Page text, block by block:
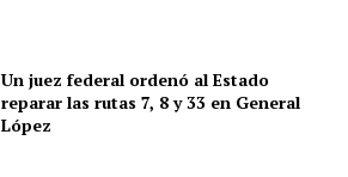
Un juez federal ordenó al Estado
reparar las rutas 7, 8 y 33 en General
López